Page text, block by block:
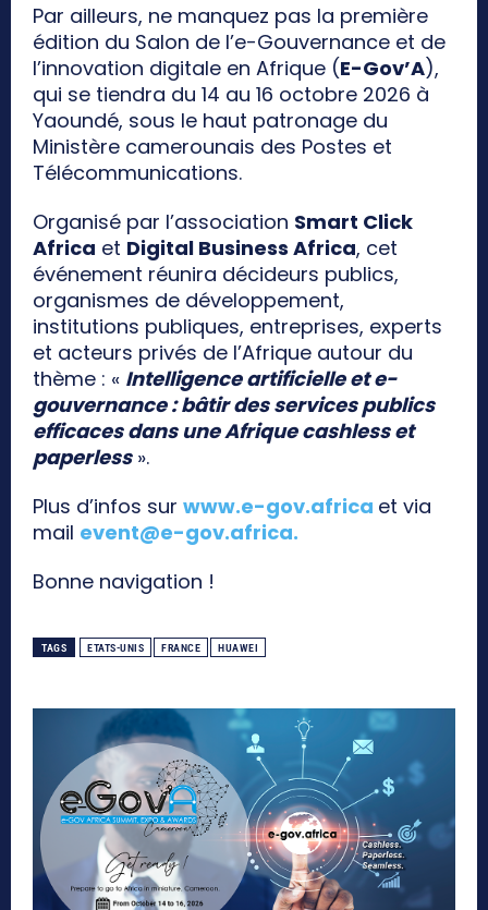
Par ailleurs, ne manquez pas la première
édition du Salon de l’e-Gouvernance et de
l’innovation digitale en Afrique (E-Gov’A),
qui se tiendra du 14 au 16 octobre 2026 à
Yaoundé, sous le haut patronage du
Ministère camerounais des Postes et
Télécommunications.
Organisé par l’association Smart Click
Africa et Digital Business Africa, cet
événement réunira décideurs publics,
organismes de développement,
institutions publiques, entreprises, experts
et acteurs privés de l’Afrique autour du
thème : « Intelligence artificielle et e-
gouvernance : bâtir des services publics
efficaces dans une Afrique cashless et
paperless».
Plus d’infos sur www.e-gov.africa et via
mail event@e-gov.africa.
Bonne navigation !
TAGS ETATS-UNIS FRANCE HUAWEI